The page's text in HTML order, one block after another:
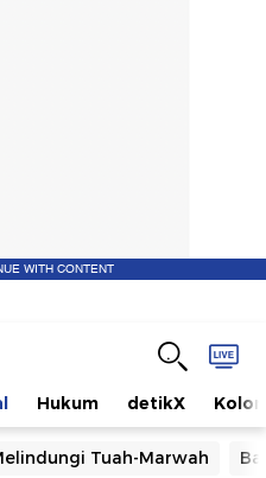
WITH CONTENT
Hukum detikX
Tuah-Marwah